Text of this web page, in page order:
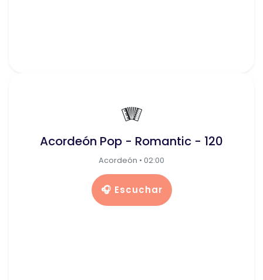
🪗
Acordeón Pop - Romantic - 120
Acordeón • 02:00
🎧 Escuchar